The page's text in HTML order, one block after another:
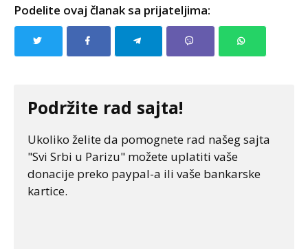
Podelite ovaj članak sa prijateljima:
Podržite rad sajta!
Ukoliko želite da pomognete rad našeg sajta
"Svi Srbi u Parizu" možete uplatiti vaše
donacije preko paypal-a ili vaše bankarske
kartice.